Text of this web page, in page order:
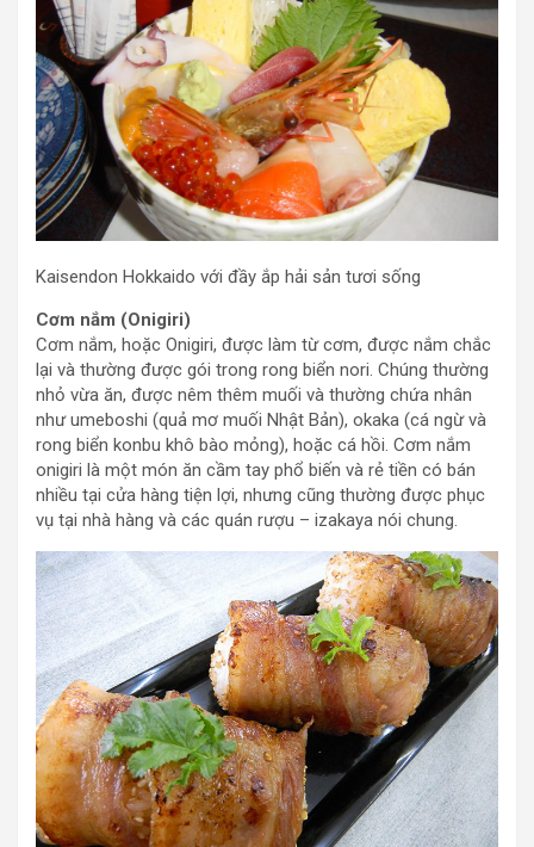
Kaisendon Hokkaido với đầy ắp hải sản tươi sống
Cơm nắm (Onigiri)
Cơm nắm, hoặc Onigiri, được làm từ cơm, được nắm chắc
lại và thường được gói trong rong biển nori. Chúng thường
nhỏ vừa ăn, được nêm thêm muối và thường chứa nhân
như umeboshi (quả mơ muối Nhật Bản), okaka (cá ngừ và
rong biển konbu khô bào mỏng), hoặc cá hồi. Cơm nắm
onigiri là một món ăn cầm tay phổ biến và rẻ tiền có bán
nhiều tại cửa hàng tiện lợi, nhưng cũng thường được phục
vụ tại nhà hàng và các quán rượu – izakaya nói chung.